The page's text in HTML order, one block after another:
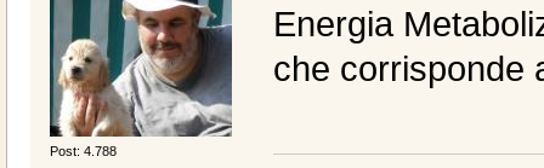
Post: 4.788
Energia
che corrisponde